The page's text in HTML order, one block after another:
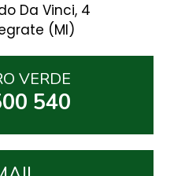
Da Vinci, 4
(MI)
VERDE
540